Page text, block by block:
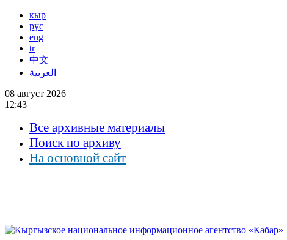
кыр
рус
eng
tr
中文
العربية
08 август 2026
12:43
Все архивные материалы
Поиск по архиву
На основной сайт